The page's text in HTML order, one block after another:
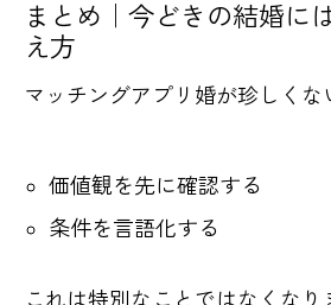
まとめ｜今どきの結婚に
え方
マッチングアプリ婚が珍しくな
価値観を先に確認する
条件を言語化する
これは特別なことではなくなり